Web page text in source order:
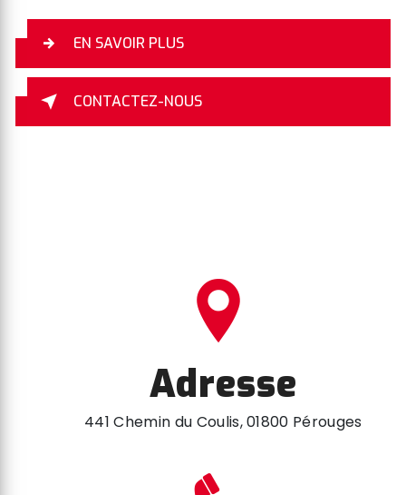
EN SAVOIR PLUS
CONTACTEZ-NOUS
Adresse
441 Chemin du Coulis, 01800 Pérouges